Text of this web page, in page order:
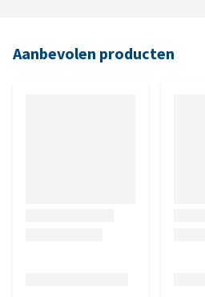
Aanbevolen producten